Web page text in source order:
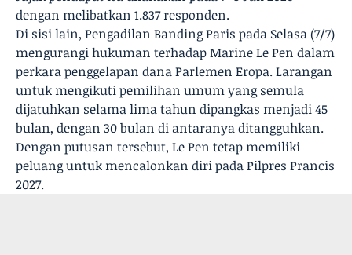
dengan melibatkan 1.837 responden.
Di sisi lain, Pengadilan Banding Paris pada Selasa (7/7)
mengurangi hukuman terhadap Marine Le Pen dalam
perkara penggelapan dana Parlemen Eropa. Larangan
untuk mengikuti pemilihan umum yang semula
dijatuhkan selama lima tahun dipangkas menjadi 45
bulan, dengan 30 bulan di antaranya ditangguhkan.
Dengan putusan tersebut, Le Pen tetap memiliki
peluang untuk mencalonkan diri pada Pilpres Prancis
2027.